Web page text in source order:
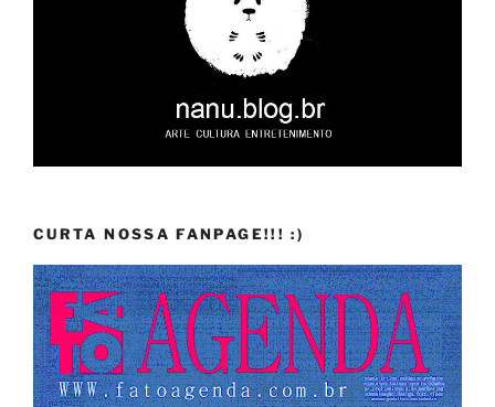
CURTA NOSSA FANPAGE!!! :)